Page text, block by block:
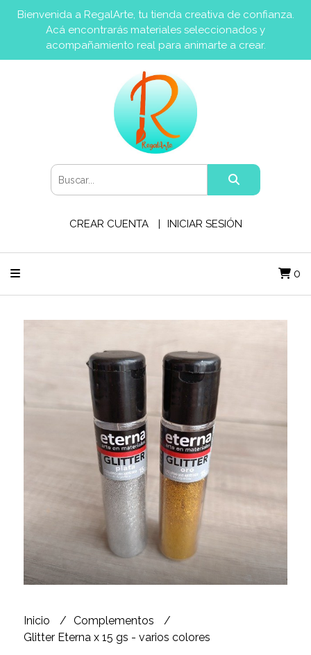
Bienvenida a RegalArte, tu tienda creativa de confianza.
Acá encontrarás materiales seleccionados y
acompañamiento real para animarte a crear.
CREAR CUENTA INICIAR SESIÓN
0
Inicio
Complementos
Glitter Eterna x 15 gs - varios colores